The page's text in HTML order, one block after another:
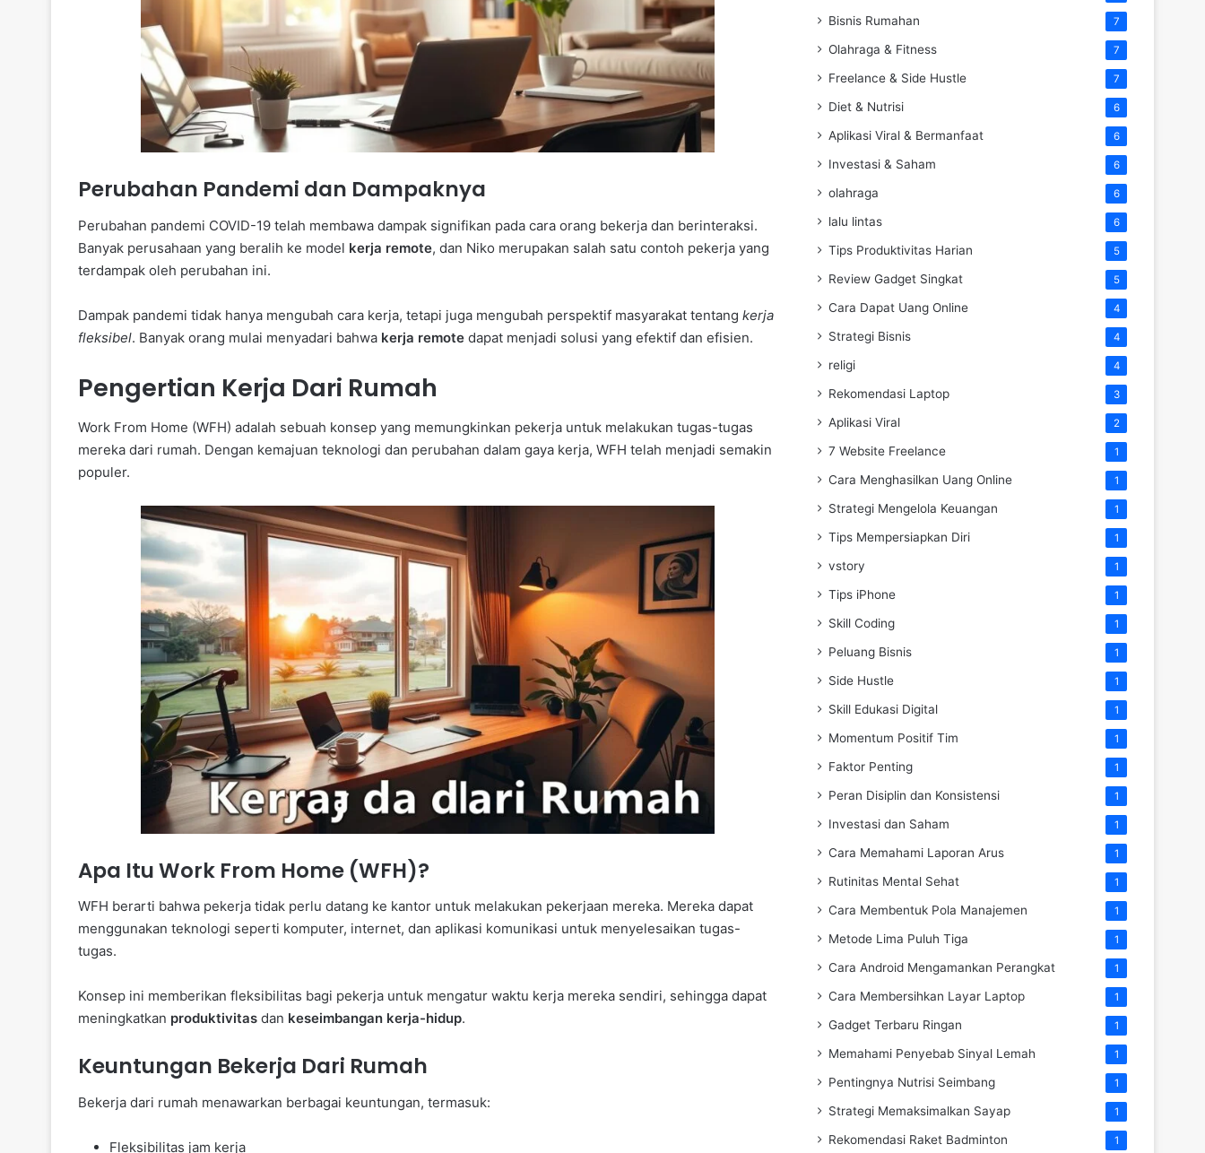
Perubahan Pandemi dan Dampaknya
Perubahan pandemi COVID-19 telah membawa dampak signifikan pada cara orang bekerja dan berinteraksi.
Banyak perusahaan yang beralih ke model kerja remote, dan Niko merupakan salah satu contoh pekerja yang
terdampak oleh perubahan ini.
Dampak pandemi tidak hanya mengubah cara kerja, tetapi juga mengubah perspektif masyarakat tentang kerja
fleksibel. Banyak orang mulai menyadari bahwa kerja remote dapat menjadi solusi yang efektif dan efisien.
Pengertian Kerja Dari Rumah
Work From Home (WFH) adalah sebuah konsep yang memungkinkan pekerja untuk melakukan tugas-tugas
mereka dari rumah. Dengan kemajuan teknologi dan perubahan dalam gaya kerja, WFH telah menjadi semakin
populer.
Apa Itu Work From Home (WFH)?
WFH berarti bahwa pekerja tidak perlu datang ke kantor untuk melakukan pekerjaan mereka. Mereka dapat
menggunakan teknologi seperti komputer, internet, dan aplikasi komunikasi untuk menyelesaikan tugas-
tugas.
Konsep ini memberikan fleksibilitas bagi pekerja untuk mengatur waktu kerja mereka sendiri, sehingga dapat
meningkatkan produktivitas dan keseimbangan kerja-hidup.
Keuntungan Bekerja Dari Rumah
Bekerja dari rumah menawarkan berbagai keuntungan, termasuk:
Fleksibilitas jam kerja
Bisnis Rumahan 7
Olahraga & Fitness 7
Freelance & Side Hustle 7
Diet & Nutrisi 6
Aplikasi Viral & Bermanfaat 6
Investasi & Saham 6
olahraga 6
lalu lintas 6
Tips Produktivitas Harian 5
Review Gadget Singkat 5
Cara Dapat Uang Online 4
Strategi Bisnis 4
religi 4
Rekomendasi Laptop 3
Aplikasi Viral 2
7 Website Freelance 1
Cara Menghasilkan Uang Online 1
Strategi Mengelola Keuangan 1
Tips Mempersiapkan Diri 1
vstory 1
Tips iPhone 1
Skill Coding 1
Peluang Bisnis 1
Side Hustle 1
Skill Edukasi Digital 1
Momentum Positif Tim 1
Faktor Penting 1
Peran Disiplin dan Konsistensi 1
Investasi dan Saham 1
Cara Memahami Laporan Arus 1
Rutinitas Mental Sehat 1
Cara Membentuk Pola Manajemen 1
Metode Lima Puluh Tiga 1
Cara Android Mengamankan Perangkat 1
Cara Membersihkan Layar Laptop 1
Gadget Terbaru Ringan 1
Memahami Penyebab Sinyal Lemah 1
Pentingnya Nutrisi Seimbang 1
Strategi Memaksimalkan Sayap 1
Rekomendasi Raket Badminton 1